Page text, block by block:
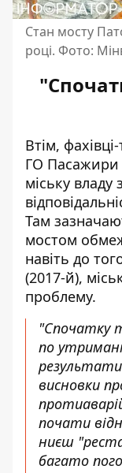
Стан мосту
році. Фото:
Втім,
ГО Пасажири
міську владу
Там
мостом
навіть до
(2017-й),
проблему.
"Спочатку
по
результати
висновки
почати
ниєш
багато